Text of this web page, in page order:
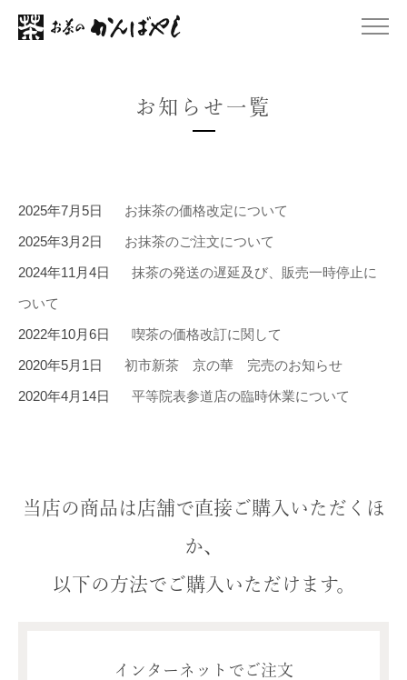
お知らせ一覧
2025年7月5日
お抹茶の価格改定について
2025年3月2日
お抹茶のご注文について
2024年11月4日
抹茶の発送の遅延及び、販売一時停止に
ついて
2022年10月6日
喫茶の価格改訂に関して
2020年5月1日
初市新茶 京の華 完売のお知らせ
2020年4月14日
平等院表参道店の臨時休業について
当店の商品は店舗で直接ご購入いただくほ
か、
以下の方法でご購入いただけます。
インターネットでご注文